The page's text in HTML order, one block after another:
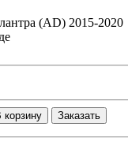
(AD) 2015-2020
корзину Заказать